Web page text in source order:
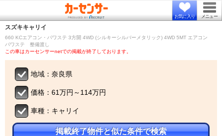
お気に入り メニュー
スズキキャリイ
660 KCエアコン・パワステ 3方開 4WD (シルキーシルバーメタリック) 4WD 5MT エアコン
パワステ 整備渡し
この車はカーセンサーnetでの掲載が終了しております。
地域：奈良県
価格：61万円～114万円
車種：キャリイ
掲載終了物件と似た条件で検索